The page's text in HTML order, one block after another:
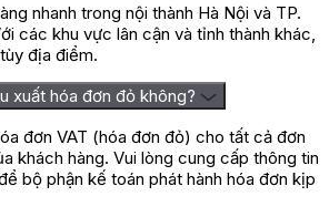
nhanh trong nội thành Hà Nội và TP.
các khu vực lân cận và tỉnh thành khác,
địa điểm.
xuất hóa đơn đỏ không?
đơn VAT (hóa đơn đỏ) cho tất cả đơn
khách hàng. Vui lòng cung cấp thông tin
bộ phận kế toán phát hành hóa đơn kịp